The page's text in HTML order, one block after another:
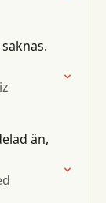
än,